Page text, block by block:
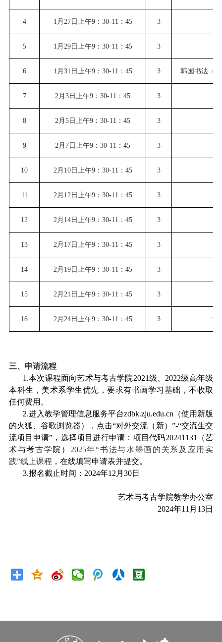
4 1月27日上午9：30-11：45 3
5 1月29日上午9：30-11：45 3
6 1月31日上午9：30-11：45 3 韩国书法（
7 2月3日上午9：30-11：45 3
8 2月5日上午9：30-11：45 3
9 2月7日上午9：30-11：45 3
10 2月10日上午9：30-11：45 3
11 2月12日上午9：30-11：45 3
12 2月14日上午9：30-11：45 3
13 2月17日上午9：30-11：45 3
14 2月19日上午9：30-11：45 3
15 2月21日上午9：30-11：45 3
16 2月24日上午9：30-11：45 3 书
三、 申请流程
1.本次课程面向艺术与考古学院2021级、2022级高年级
本科生，美术系学生优先，要求有书画学习基础，不收取
任何费用。
2.进入教学管理信息服务平台zdbk.zju.edu.cn （使用新版
的火狐、谷歌浏览器），点击“对外交流（新）”-“交流生交
流项目申请”，选择项目进行申请： 项目代码20241131
（艺
术与考古学院） 2025年“书法与水墨画的关系及应用实
践”线上课程 ，在线填写申请表并提交。
3.报名截止时间： 2024年12 月 30日
艺术与考古学院教学办公室
2024年11月13日